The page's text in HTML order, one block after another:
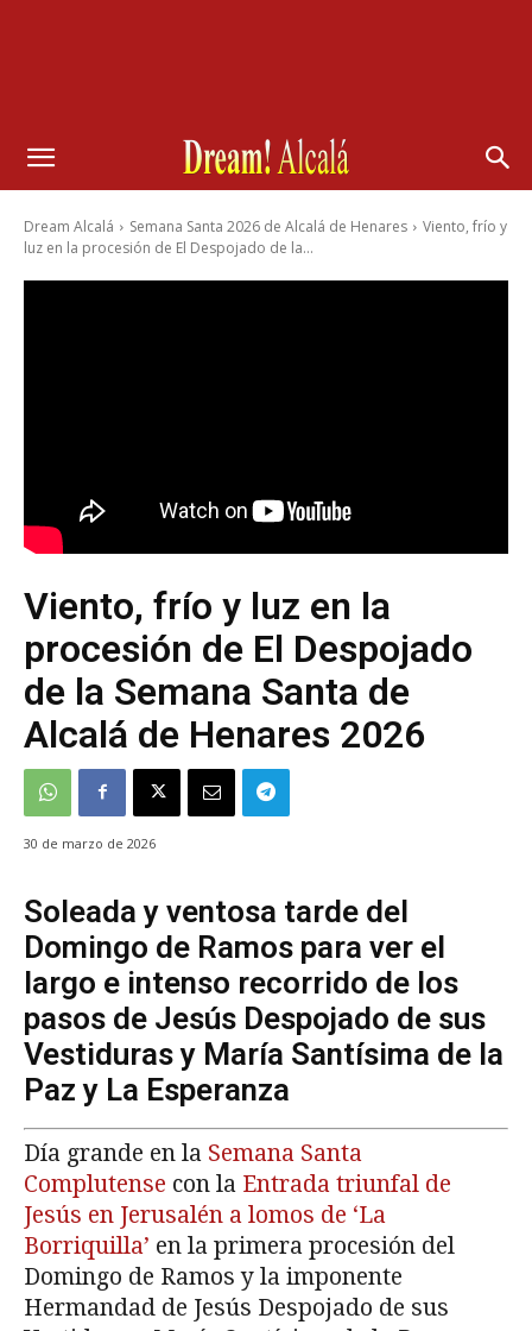
Dream Alcalá Semana Santa 2026 de Alcalá de Henares
Viento, frío y
luz en la procesión de El Despojado de la...
Viento, frío y luz en la
procesión de El Despojado
de la Semana Santa de
Alcalá de Henares 2026
30 de marzo de 2026
Soleada y ventosa tarde del
Domingo de Ramos para ver el
largo e intenso recorrido de los
pasos de Jesús Despojado de sus
Vestiduras y María Santísima de la
Paz y La Esperanza
Día grande en la Semana Santa
Complutense con la Entrada triunfal de
Jesús en Jerusalén a lomos de ‘La
Borriquilla’ en la primera procesión del
Domingo de Ramos y la imponente
Hermandad de Jesús Despojado de sus